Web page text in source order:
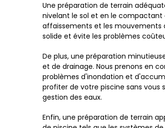
Une préparation de terrain
nivelant le sol et en le compactant
affaissements et les mouvements
solide et évite les problèmes
De plus, une préparation
et de drainage. Nous prenons en
problèmes d'inondation et
profiter de votre piscine sans vous
gestion des eaux.
Enfin, une préparation de terrain